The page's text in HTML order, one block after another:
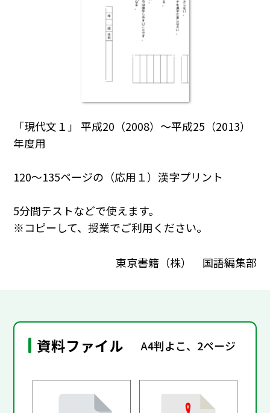
「現代文１」 平成20（2008）～平成25（2013）
年度用
120～135ページの（応用１）漢字プリント
5分間テストなどで使えます。
※コピーして、授業でご利用ください。
東京書籍（株） 国語編集部
資料ファイル A4判よこ、2ページ